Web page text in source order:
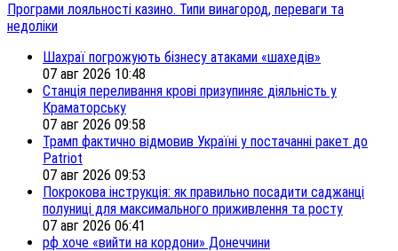
Програми лояльності казино. Типи винагород, переваги та
недоліки
Шахраї погрожують бізнесу атаками «шахедів»
07 авг 2026 10:48
Станція переливання крові призупиняє діяльність у
Краматорську
07 авг 2026 09:58
Трамп фактично відмовив Україні у постачанні ракет до
Patriot
07 авг 2026 09:53
Покрокова інструкція: як правильно посадити саджанці
полуниці для максимального приживлення та росту
07 авг 2026 06:41
рф хоче «вийти на кордони» Донеччини